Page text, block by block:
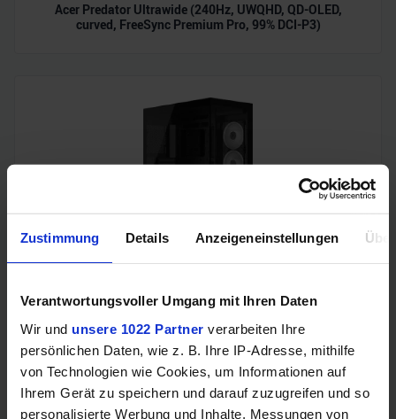
Zustimmung Details Anzeigeneinstellungen
Verantwortungsvoller Umgang mit Ihren Daten
Wir und unsere 1022 Partner verarbeiten Ihre
persönlichen Daten, wie z. B. Ihre IP-Adresse, mithilfe
von Technologien wie Cookies, um Informationen auf
Ihrem Gerät zu speichern und darauf zuzugreifen und so
personalisierte Werbung und Inhalte, Messungen von
Acer Predator Ultrawide (240Hz, UWQHD, QD-OLED,
curved, FreeSync Premium Pro, 99% DCI-P3)